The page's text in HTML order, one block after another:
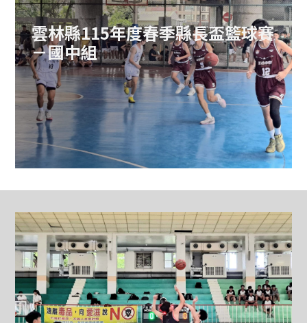
雲林縣115年度春季縣長盃籃球賽
－國中組